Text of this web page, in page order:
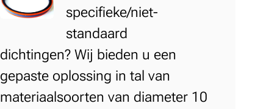
specifieke/niet-
standaard
dichtingen?Wij bieden u een
gepaste oplossing in tal van
materiaalsoorten van diameter 10